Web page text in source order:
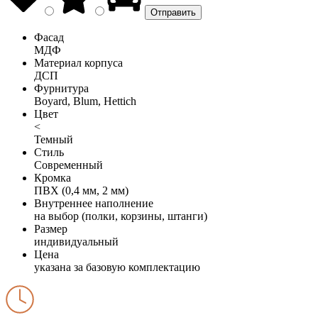
Фасад
МДФ
Материал корпуса
ДСП
Фурнитура
Boyard, Blum, Hettich
Цвет
<
Темный
Стиль
Современный
Кромка
ПВХ (0,4 мм, 2 мм)
Внутреннее наполнение
на выбор (полки, корзины, штанги)
Размер
индивидуальный
Цена
указана за базовую комплектацию